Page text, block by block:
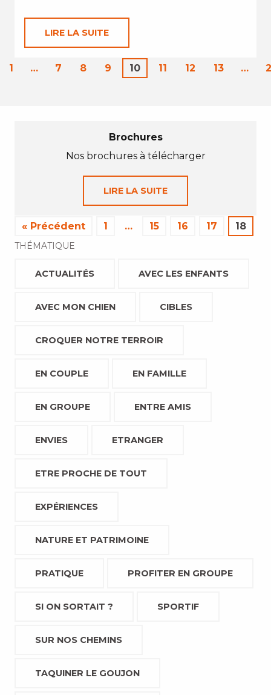
LIRE LA SUITE
1 … 7 8 9 10 11 12 13 …
Brochures
Nos brochures à télécharger
LIRE LA SUITE
« Précédent 1 … 15 16 17 18
THÉMATIQUE
ACTUALITÉS AVEC LES ENFANTS
AVEC MON CHIEN CIBLES
CROQUER NOTRE TERROIR
EN COUPLE EN FAMILLE
EN GROUPE ENTRE AMIS
ENVIES ETRANGER
ETRE PROCHE DE TOUT
EXPÉRIENCES
NATURE ET PATRIMOINE
PRATIQUE PROFITER EN GROUPE
SI ON SORTAIT ? SPORTIF
SUR NOS CHEMINS
TAQUINER LE GOUJON